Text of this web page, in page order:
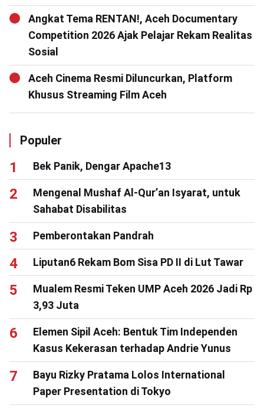
Angkat Tema RENTAN!, Aceh Documentary
Competition 2026 Ajak Pelajar Rekam Realitas
Sosial
Aceh Cinema Resmi Diluncurkan, Platform
Khusus Streaming Film Aceh
Populer
Bek Panik, Dengar Apache13
Mengenal Mushaf Al-Qur’an Isyarat, untuk
Sahabat Disabilitas
Pemberontakan Pandrah
Liputan6 Rekam Bom Sisa PD II di Lut Tawar
Mualem Resmi Teken UMP Aceh 2026 Jadi Rp
3,93 Juta
Elemen Sipil Aceh: Bentuk Tim Independen
Kasus Kekerasan terhadap Andrie Yunus
Bayu Rizky Pratama Lolos International
Paper Presentation di Tokyo